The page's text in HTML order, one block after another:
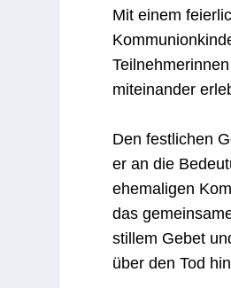
Mit einem
miteinander
Den festlichen
er an die
ehemaligen
das
stillem Gebet
über den Tod